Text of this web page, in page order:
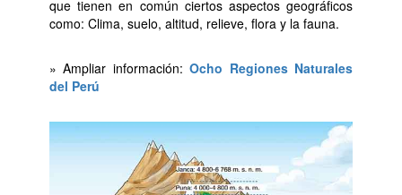
que tienen en común ciertos aspectos geográficos
como: Clima, suelo, altitud, relieve, flora y la fauna.
» Ampliar información:Ocho Regiones Naturales
del Perú